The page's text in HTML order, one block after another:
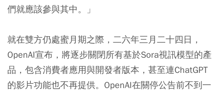
們就應該參與其中。」
就在雙方仍處蜜月期之際，二六年三月二十四日，
OpenAI宣布，將逐步關閉所有基於Sora視訊模型的產
品，包含消費者應用與開發者版本，甚至連ChatGPT
的影片功能也不再提供。OpenAI在關停公告前不到一